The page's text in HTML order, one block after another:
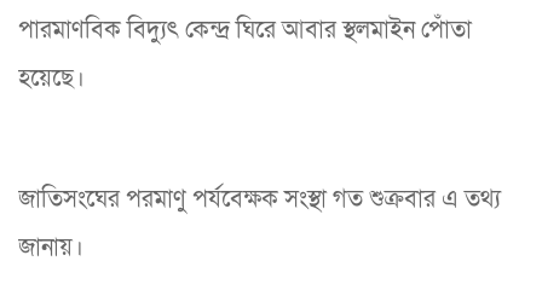
পারমাণবিক বিদ্যুৎ কেন্দ্র ঘিরে আবার স্থলমাইন পোঁতা
হয়েছে।
জাতিসংঘের পরমাণু পর্যবেক্ষক সংস্থা গত শুক্রবার এ তথ্য
জানায়।